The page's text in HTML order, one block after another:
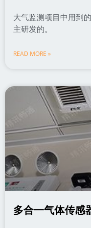
大气监测项目中用到
主研发的。
READ MORE »
多合一气体传感